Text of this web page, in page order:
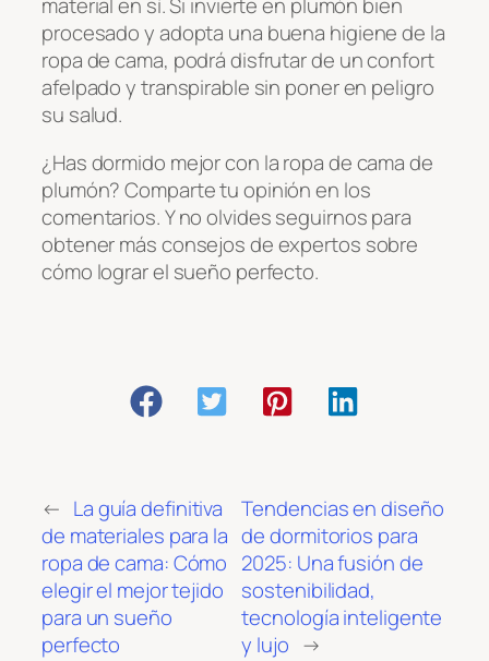
procesado y adopta una buena higiene de la
ropa de cama, podrá disfrutar de un confort
afelpado y transpirable sin poner en peligro
su salud.
¿Has dormido mejor con la ropa de cama de
plumón? Comparte tu opinión en los
comentarios. Y no olvides seguirnos para
obtener más consejos de expertos sobre
cómo lograr el sueño perfecto.
← La guía definitiva
de materiales para la
ropa de cama: Cómo
elegir el mejor tejido
para un sueño
perfecto
Tendencias en diseño
de dormitorios para
2025: Una fusión de
sostenibilidad,
tecnología inteligente
y lujo →